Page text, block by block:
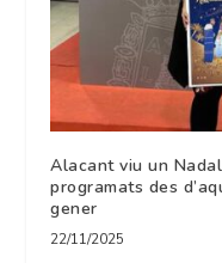
Alacant viu un
programats des
gener
22/11/2025